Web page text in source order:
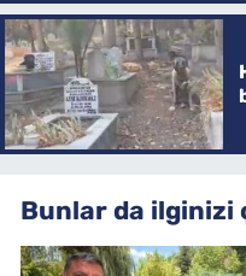
Bunlar da ilginizi